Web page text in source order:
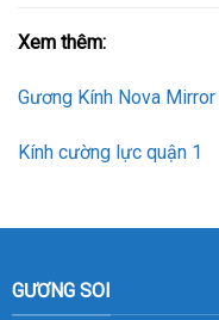
Xem thêm:
Gương Kính Nova Mirror
Kính cường lực quận 1
GƯƠNG SOI